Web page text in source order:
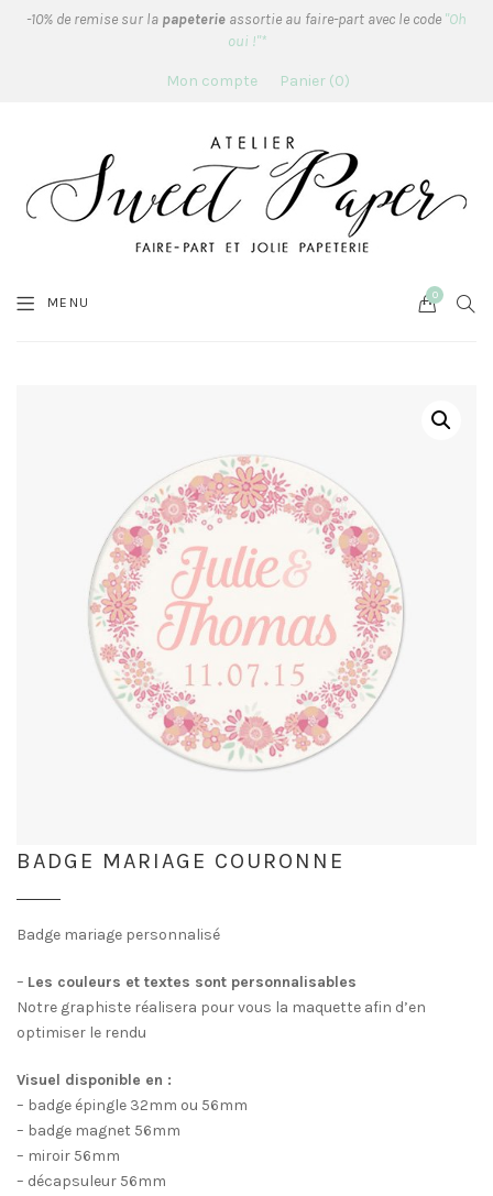
-10% de remise sur la papeterie assortie au faire-part avec le code "Oh
oui !"*
Mon compte Panier 0
MENU Cart
0
BADGE MARIAGE COURONNE
Badge mariage personnalisé
– Les couleurs et textes sont personnalisables
Notre graphiste réalisera pour vous la maquette afin d’en
optimiser le rendu
Visuel disponible en :
– badge épingle 32mm ou 56mm
– badge magnet 56mm
– miroir 56mm
– décapsuleur 56mm